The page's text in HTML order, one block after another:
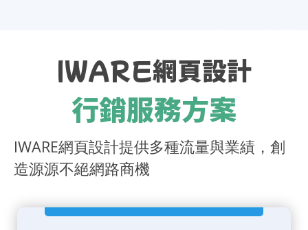
IWARE網頁設計
行銷服務方案
IWARE網頁設計提供多種流量與業績，創
造源源不絕網路商機